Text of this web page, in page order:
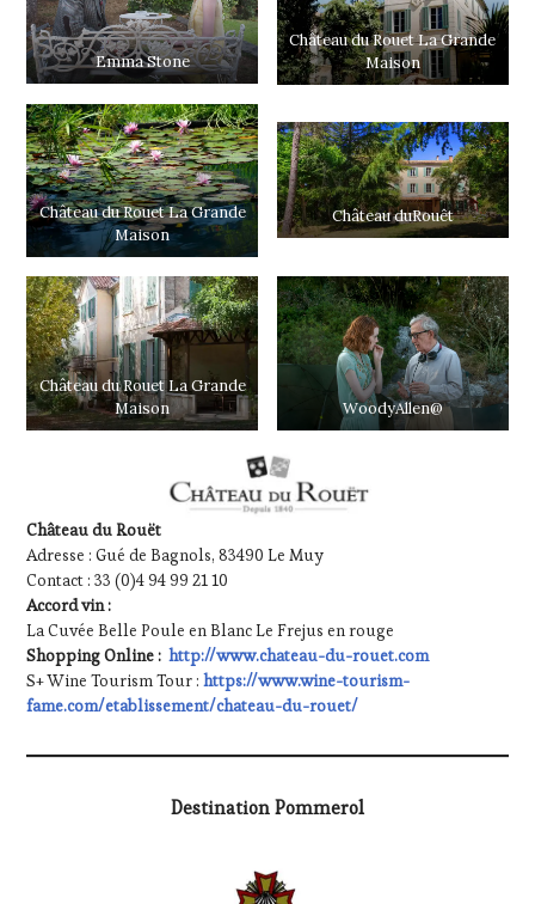
CHEF,
CUISINIER,
ŒNOLOGUE,
VIGNOBLES,
WINE
TASTING
VOUCHER,
WINE
TOURISM
FAME,
WINE
TOURISM
TOUR,
WINETASTINGVOUCHER.COM
Emma Stone
Château du Rouet La Grande
Maison
Château du Rouet La Grande
Maison
Château duRouêt
Château du Rouet La Grande
Maison
WoodyAllen@
Château du Rouët
Adresse : Gué de Bagnols, 83490 Le Muy
Contact : 33 (0)4 94 99 21 10
Accord vin :
La Cuvée Belle Poule en Blanc Le Frejus en rouge
Shopping Online : http://www.chateau-du-rouet.com
S+ Wine Tourism Tour :https://www.wine-tourism-
fame.com/etablissement/chateau-du-rouet/
Destination Pommerol